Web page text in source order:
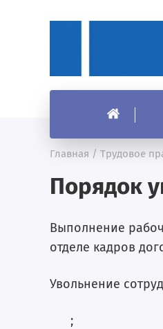
Главная / Трудовое
Порядок
Выполнение
отделе кадров
Увольнение
;